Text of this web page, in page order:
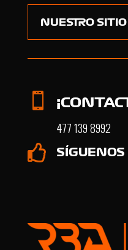
NUESTRO SITIO

477 139 8992
 SÍGUENOS